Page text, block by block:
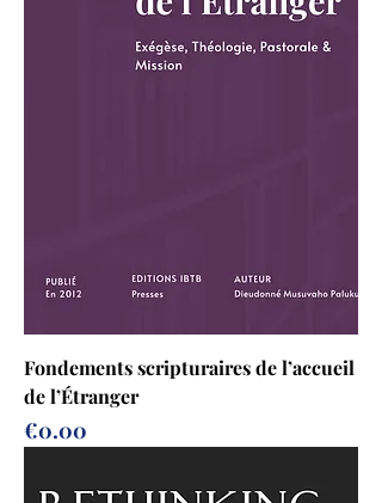
Fondements scripturaires de l’accueil
de l’Étranger
Prix
€0.00